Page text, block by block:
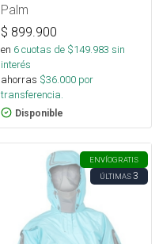
Palm
$ 899.900
en 6cuotas de $149.983 sin
interés
ahorras $36.000 por
transferencia.
Disponible
ENVÍOGRATIS
ÚLTIMAS3